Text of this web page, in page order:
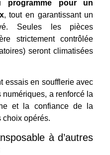
programme pour un
, tout en garantissant un
Seules les pièces
strictement contrôlée
seront climatisées
essais en soufflerie avec
numériques, a renforcé la
et la confiance de la
choix opérés.
à d’autres